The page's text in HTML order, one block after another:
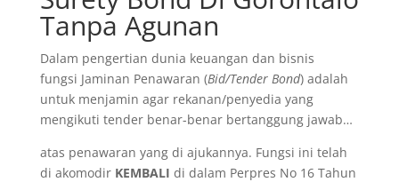
Tanpa Agunan
Dalam pengertian dunia keuangan dan bisnis
fungsi Jaminan Penawaran (Bid/Tender Bond) adalah
untuk menjamin agar rekanan/penyedia yang
mengikuti tender benar-benar bertanggung jawab…
atas penawaran yang di ajukannya. Fungsi ini telah
di akomodir KEMBALI di dalam Perpres No 16 Tahun